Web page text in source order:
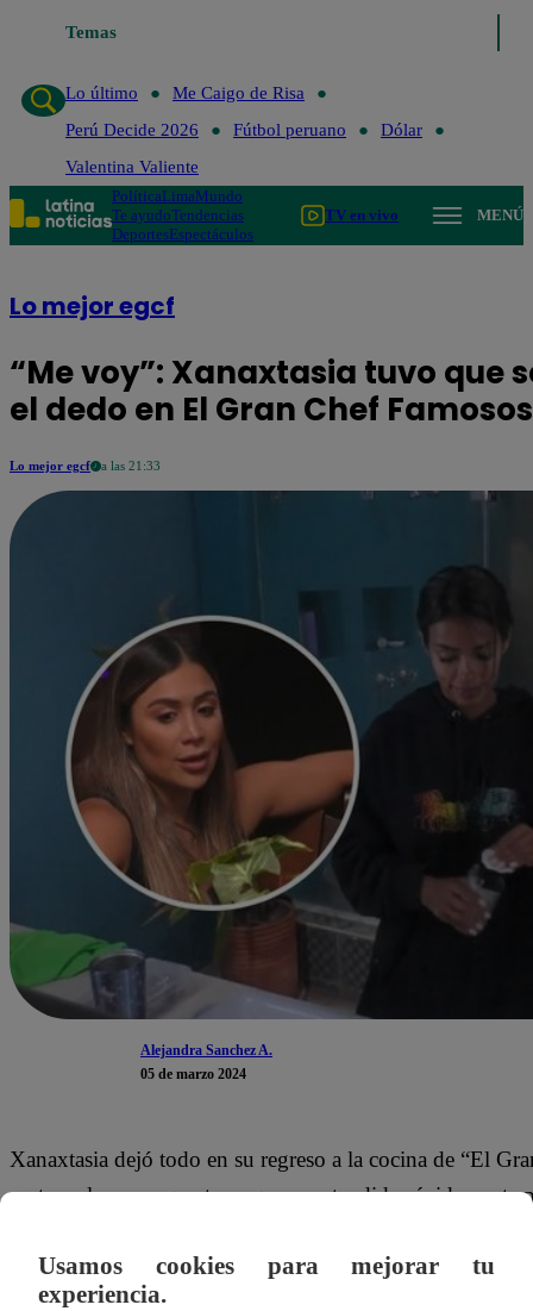
Temas
Lo último
Lo último
Me Caigo de Risa
Perú Decide 2026
Fútbol peruano
Dólar
Valentina Valiente
PolíticaLimaMundo
Te ayudoTendencias
DeportesEspectáculos
TV en vivo MENÚ
Lo mejor egcf
“Me voy”: Xanaxtasia tuvo que
el dedo en El Gran Chef Famosos
Lo mejor egcf a las 21:33
Alejandra Sanchez A.
05 de marzo 2024
Xanaxtasia dejó todo en su regreso a la cocina de “El
corte en la mano que tuvo que ser atendido
“My darling, creo que me voy. Mi dedo no puede más.
Usamos cookies para mejorar tu
experiencia.